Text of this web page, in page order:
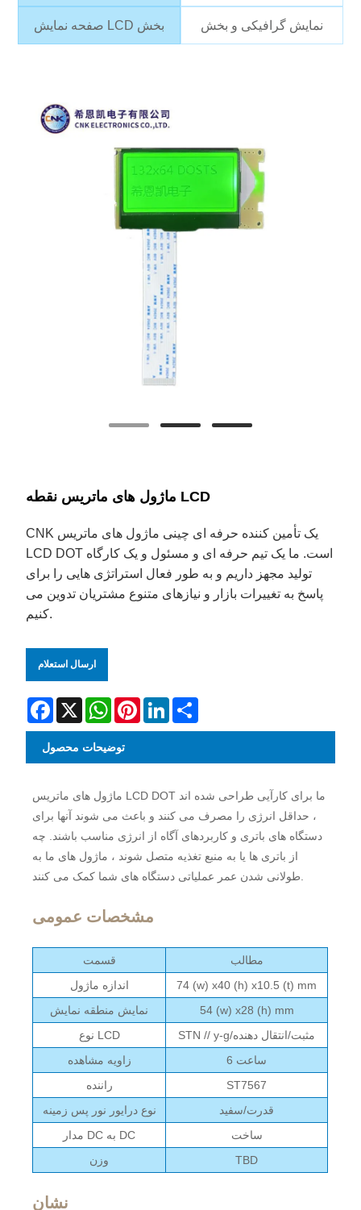
صفحه نمایش LCD بخش نمایش گرافیکی و بخش
ماژول های ماتریس نقطه LCD
CNK یک تأمین کننده حرفه ای چینی ماژول های ماتریس
LCD DOT است. ما یک تیم حرفه ای و مسئول و یک کارگاه
تولید مجهز داریم و به طور فعال استراتژی هایی را برای
پاسخ به تغییرات بازار و نیازهای متنوع مشتریان تدوین می
کنیم.
ارسال استعلام
Facebook
X WhatsApp
PinterestLinkedIn
توضیحات محصول
ماژول های ماتریس LCD DOT ما برای کارآیی طراحی شده اند
، حداقل انرژی را مصرف می کنند و باعث می شوند آنها برای
دستگاه های باتری و کاربردهای آگاه از انرژی مناسب باشند. چه
از باتری ها یا به منبع تغذیه متصل شوند ، ماژول های ما به
طولانی شدن عمر عملیاتی دستگاه های شما کمک می کنند.
مشخصات عمومی
قسمت
مطالب
اندازه ماژول
74 (w) x40 (h) x10.5 (t) mm
نمایش منطقه نمایش
54 (w) x28 (h) mm
نوع LCD
STN // y-g/مثبت/انتقال دهنده
زاویه مشاهده
ساعت 6
راننده
ST7567
نوع درایور نور پس زمینه
قدرت/سفید
مدار DC به DC
ساخت
وزن
TBD
نشان